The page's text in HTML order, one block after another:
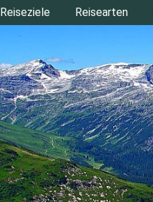
Reiseziele Reisearten